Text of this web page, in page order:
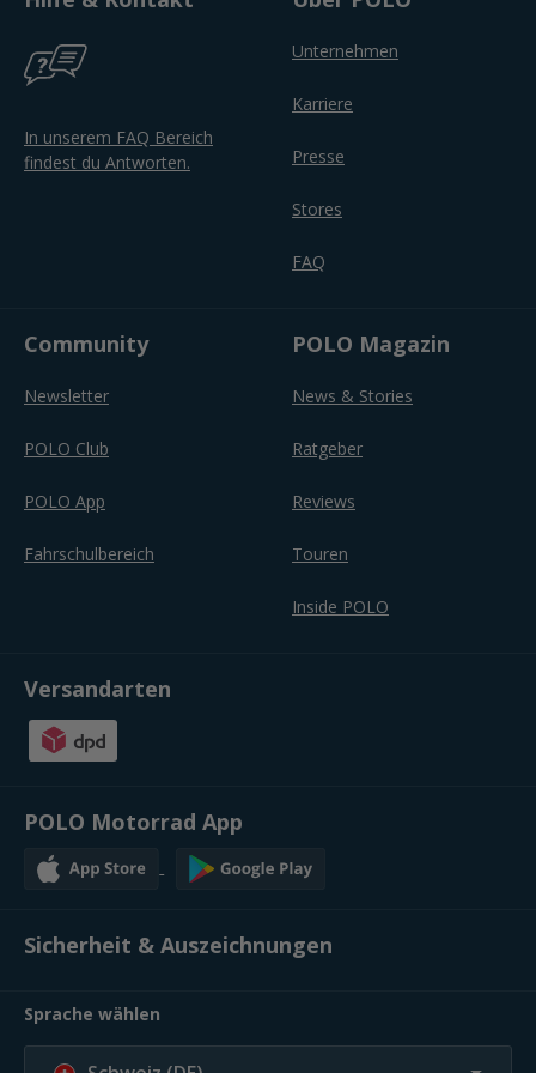
In unserem FAQ Bereich
findest du Antworten.
Unternehmen
Karriere
Presse
Stores
FAQ
Community
Newsletter
POLO Club
POLO App
Fahrschulbereich
POLO Magazin
News & Stories
Ratgeber
Reviews
Touren
Inside POLO
Versandarten
POLO Motorrad App
Sicherheit & Auszeichnungen
Sprache wählen